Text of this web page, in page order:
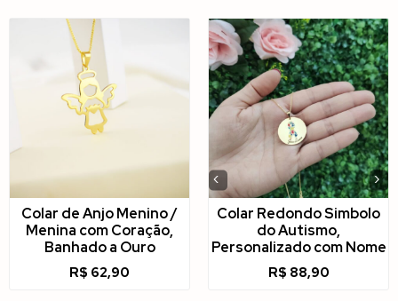
Colar de Anjo Menino /
Menina com Coração,
Banhado a Ouro
R$ 62,90
‹
›
Colar Redondo Simbolo
do Autismo,
Personalizado com Nome
R$ 88,90